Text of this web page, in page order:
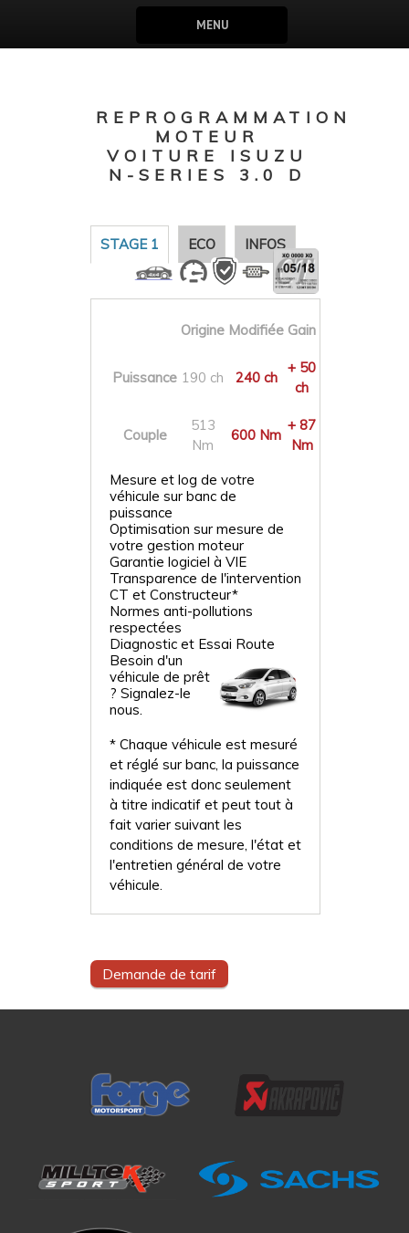
MENU
REPROGRAMMATION
MOTEUR
VOITURE ISUZU
N-SERIES 3.0 D
STAGE 1 ECO INFOS
Origine Modifiée Gain
Puissance 190 ch 240 ch
+ 50
ch
Couple
513
Nm
600 Nm
+ 87
Nm
Mesure et log de votre
véhicule sur banc de
puissance
Optimisation sur mesure de
votre gestion moteur
Garantie logiciel à VIE
Transparence de l'intervention
CT et Constructeur*
Normes anti-pollutions
respectées
Diagnostic et Essai Route
Besoin d'un
véhicule de prêt
? Signalez-le
nous.
* Chaque véhicule est mesuré
et réglé sur banc, la puissance
indiquée est donc seulement
à titre indicatif et peut tout à
fait varier suivant les
conditions de mesure, l'état et
l'entretien général de votre
véhicule.
Demande de tarif